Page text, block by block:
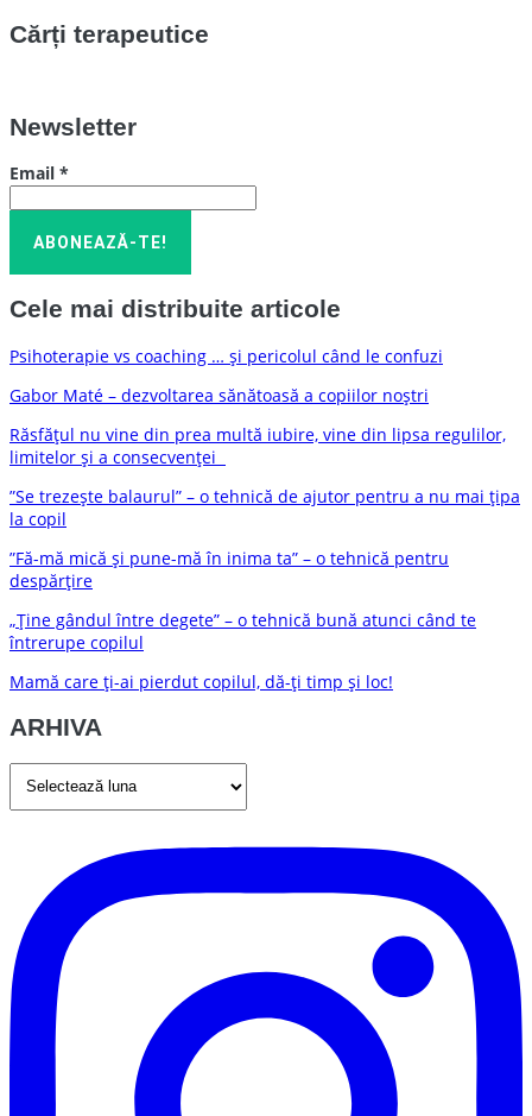
Cărți terapeutice
Newsletter
Email *
Cele mai distribuite articole
Psihoterapie vs coaching … și pericolul când le confuzi
Gabor Maté – dezvoltarea sănătoasă a copiilor noștri
Răsfățul nu vine din prea multă iubire, vine din lipsa regulilor,
limitelor și a consecvenței
”Se trezește balaurul” – o tehnică de ajutor pentru a nu mai țipa
la copil
”Fă-mă mică și pune-mă în inima ta” – o tehnică pentru
despărțire
„Ține gândul între degete” – o tehnică bună atunci când te
întrerupe copilul
Mamă care ți-ai pierdut copilul, dă-ți timp și loc!
ARHIVA